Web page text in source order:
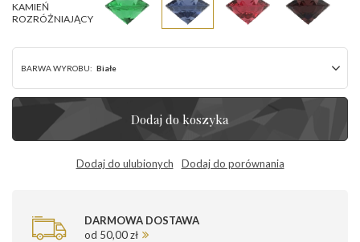
KAMIEŃ
ROZRÓŻNIAJĄCY
BARWA WYROBU: Białe
Dodaj do koszyka
Dodaj do ulubionych Dodaj do porównania
DARMOWA DOSTAWA
od 50,00 zł